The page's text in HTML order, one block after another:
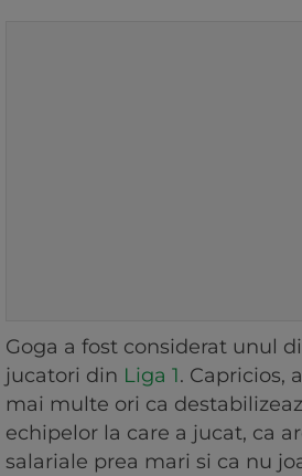
Goga a fost considerat unul
jucatori din Liga 1. Capricios,
mai multe ori ca
echipelor la care a jucat, ca
salariale prea mari si ca nu